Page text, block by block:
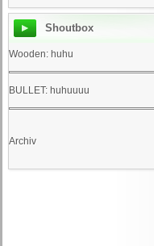
Shoutbox
Wooden: huhu
BULLET: huhuuuu
Archiv